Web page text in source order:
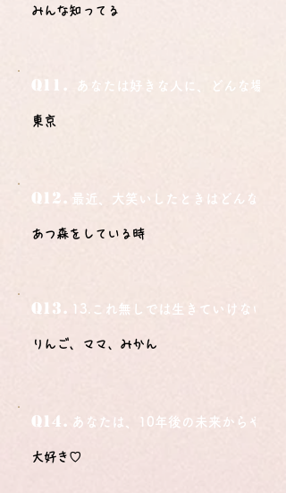
みんな知ってる
Q11. あなたは好きな人に、どんな場所
東京
Q12. 最近、大笑いしたときはどんな時？
あつ森をしている時
Q13. 13.これ無しでは生きていけないモ
りんご、ママ、みかん
Q14. あなたは、10年後の未来からやっ
大好き♡